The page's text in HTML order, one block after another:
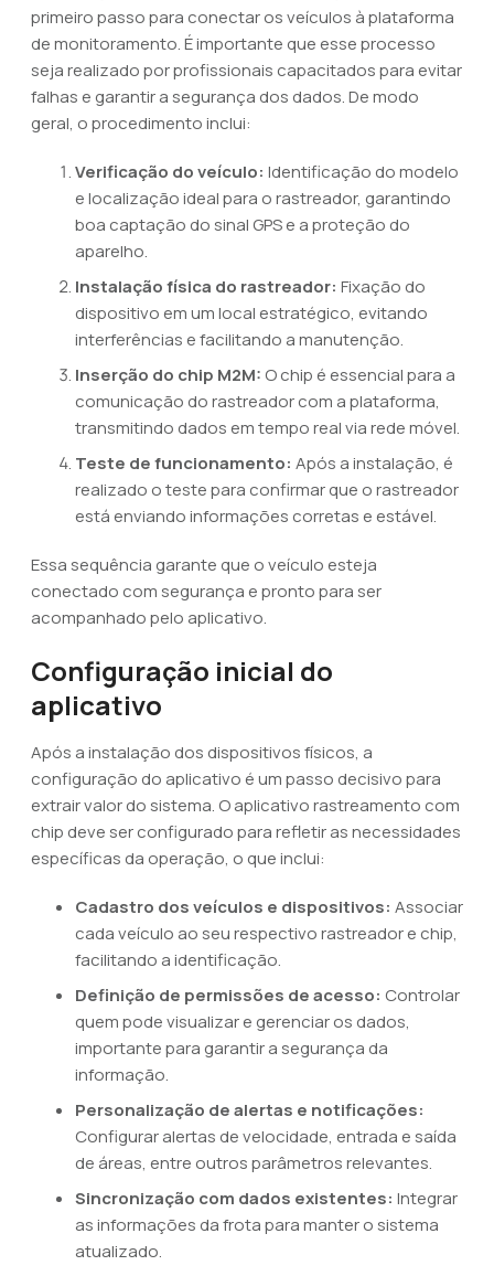
primeiro passo para conectar os veículos à plataforma
de monitoramento. É importante que esse processo
seja realizado por profissionais capacitados para evitar
falhas e garantir a segurança dos dados. De modo
geral, o procedimento inclui:
Verificação do veículo: Identificação do modelo
e localização ideal para o rastreador, garantindo
boa captação do sinal GPS e a proteção do
aparelho.
Instalação física do rastreador: Fixação do
dispositivo em um local estratégico, evitando
interferências e facilitando a manutenção.
Inserção do chip M2M: O chip é essencial para a
comunicação do rastreador com a plataforma,
transmitindo dados em tempo real via rede móvel.
Teste de funcionamento: Após a instalação, é
realizado o teste para confirmar que o rastreador
está enviando informações corretas e estável.
Essa sequência garante que o veículo esteja
conectado com segurança e pronto para ser
acompanhado pelo aplicativo.
Configuração inicial do
aplicativo
Após a instalação dos dispositivos físicos, a
configuração do aplicativo é um passo decisivo para
extrair valor do sistema. O aplicativo rastreamento com
chip deve ser configurado para refletir as necessidades
específicas da operação, o que inclui:
Cadastro dos veículos e dispositivos: Associar
cada veículo ao seu respectivo rastreador e chip,
facilitando a identificação.
Definição de permissões de acesso: Controlar
quem pode visualizar e gerenciar os dados,
importante para garantir a segurança da
informação.
Personalização de alertas e notificações:
Configurar alertas de velocidade, entrada e saída
de áreas, entre outros parâmetros relevantes.
Sincronização com dados existentes: Integrar
as informações da frota para manter o sistema
atualizado.